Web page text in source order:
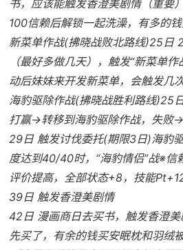
书，应该能触发香澄美剧情（重要
100信赖后解锁一起洗澡，有多的
新菜单作战(拂晓战败北路线)25日
（最好多做几天），触发“新菜单
动后妹妹来开发新菜单，会触发几次
海豹驱除作战(拂晓战胜利路线)25
打赢→转移到海豹驱除作战，失败
29日 触发讨伐委托(期限3日)海豹
度达到40/40时，“海豹情侣”战※
评价提高，全部状态+8，技能
39日 触发香澄美剧情
42日 漫画商日去买书，触发香澄
先买了，有余的钱买安眠枕和羽绒